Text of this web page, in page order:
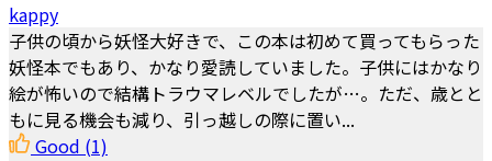
kappy
子供の頃から妖怪大好きで、この本は初めて買ってもらった
妖怪本でもあり、かなり愛読していました。子供にはかなり
絵が怖いので結構トラウマレベルでしたが…。ただ、歳とと
もに見る機会も減り、引っ越しの際に置い...
Good (1)